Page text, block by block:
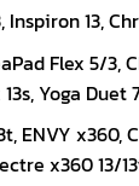
Inspiron 13,
Flex 5/3,
Yoga Duet
ENVY x360,
x360 13/